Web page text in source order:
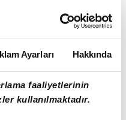
Ayarları Hakkında
faaliyetlerinin
kullanılmaktadır.